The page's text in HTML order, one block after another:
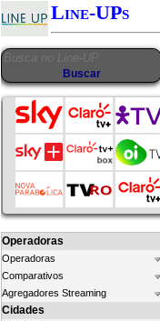
Line-UPs
Operadoras
Operadoras
Comparativos
Agregadores Streaming
Cidades